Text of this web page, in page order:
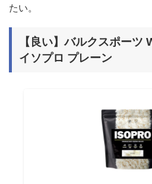
たい。
【良い】バルクスポーツ
イソプロ プレーン